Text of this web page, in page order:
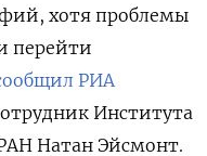
хотя проблемы
перейти
РИА
Института
Натан Эйсмонт.